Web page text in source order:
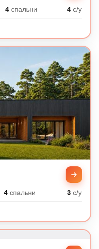
4спальни 4 с/у
4 спальни 3 с/у